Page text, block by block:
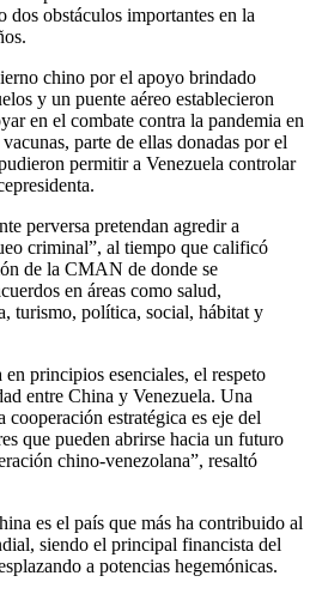
dos obstáculos importantes en la
chino por el apoyo brindado
y un puente aéreo establecieron
en el combate contra la pandemia en
parte de ellas donadas por el
permitir a Venezuela controlar
perversa pretendan agredir a
criminal”, al tiempo que calificó
de la CMAN de donde se
en áreas como salud,
turismo, política, social, hábitat y
principios esenciales, el respeto
entre China y Venezuela. Una
estratégica es eje del
que pueden abrirse hacia un futuro
chino-venezolana”, resaltó
es el país que más ha contribuido al
siendo el principal financista del
a potencias hegemónicas.